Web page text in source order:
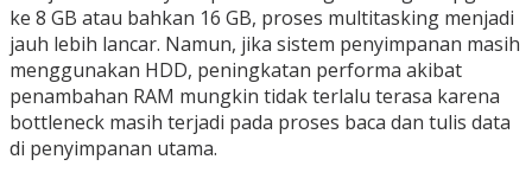
ke 8 GB atau bahkan 16 GB, proses multitasking menjadi
jauh lebih lancar. Namun, jika sistem penyimpanan masih
menggunakan HDD, peningkatan performa akibat
penambahan RAM mungkin tidak terlalu terasa karena
bottleneck masih terjadi pada proses baca dan tulis data
di penyimpanan utama.